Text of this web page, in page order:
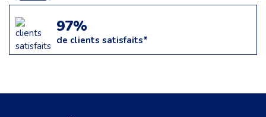
97%
de clients satisfaits*